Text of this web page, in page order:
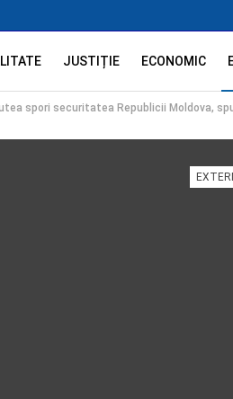
JUSTIȚIE ECONOMIC
spori securitatea Republicii Moldova,